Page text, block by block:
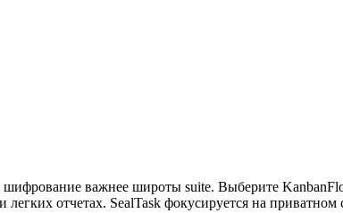
важнее широты suite. Выберите
отчетах. SealTask фокусируется на